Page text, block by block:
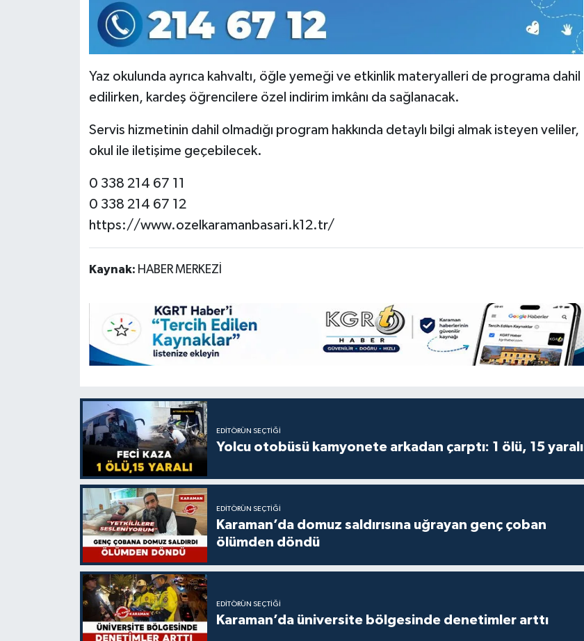
Yaz okulunda ayrıca kahvaltı, öğle yemeği ve etkinlik materyalleri de programa dahil
edilirken, kardeş öğrencilere özel indirim imkânı da sağlanacak.
Servis hizmetinin dahil olmadığı program hakkında detaylı bilgi almak isteyen veliler,
okul ile iletişime geçebilecek.
0 338 214 67 11
0 338 214 67 12
https://www.ozelkaramanbasari.k12.tr/
Kaynak: HABER MERKEZİ
EDITÖRÜN SEÇTIĞI
Yolcu otobüsü kamyonete arkadan çarptı: 1 ölü, 15 yaralı
EDITÖRÜN SEÇTIĞI
Karaman’da domuz saldırısına uğrayan genç çoban
ölümden döndü
EDITÖRÜN SEÇTIĞI
Karaman’da üniversite bölgesinde denetimler arttı